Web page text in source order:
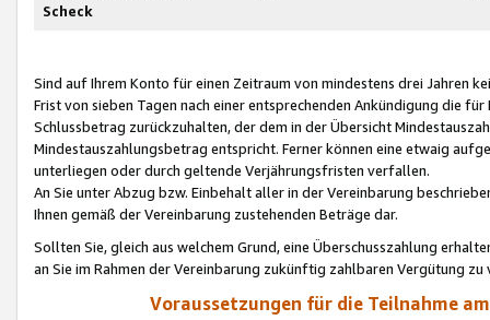
Scheck
Sind auf Ihrem Konto für einen Zeitraum von mindestens drei Jahren
Frist von sieben Tagen nach einer entsprechenden Ankündigung die
Schlussbetrag zurückzuhalten, der dem in der Übersicht
Mindestauszahlungsbetrag entspricht. Ferner können eine etwaig
unterliegen oder durch geltende Verjährungsfristen verfallen.
An Sie unter Abzug bzw. Einbehalt aller in der Vereinbarung
Ihnen gemäß der Vereinbarung zustehenden Beträge dar.
Sollten Sie, gleich aus welchem Grund, eine Überschusszahlung
an Sie im Rahmen der Vereinbarung zukünftig zahlbaren Vergütung zu
Voraussetzungen für die Teilnahme